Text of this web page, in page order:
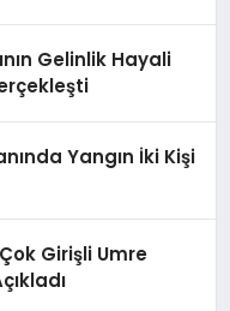
Gelinlik Hayali
Yangın İki Kişi
Girişli Umre